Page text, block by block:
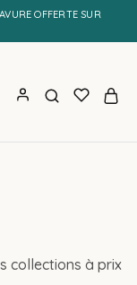
OFFERTE SUR
collections à prix